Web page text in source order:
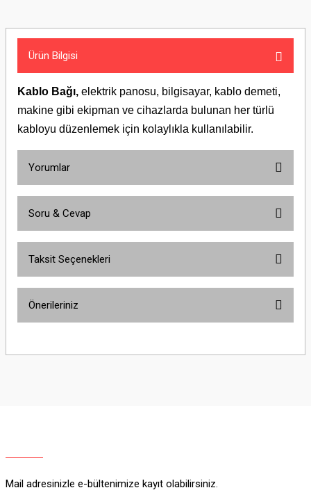
Ürün Bilgisi
Kablo Bağı, elektrik panosu, bilgisayar, kablo demeti,
makine gibi ekipman ve cihazlarda bulunan her türlü
kabloyu düzenlemek için kolaylıkla kullanılabilir.
Yorumlar
Soru & Cevap
Taksit Seçenekleri
Önerileriniz
yetersiz gördüğünüz noktaları öneri formunu kullanarak tarafımıza
Bu ürüne benzer farklı alternatifler olmalı.
Mail adresinizle e-bültenimize kayıt olabilirsiniz.